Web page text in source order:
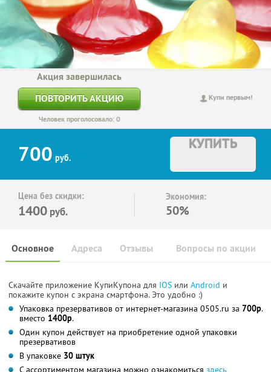
Купи первым!
Акция завершилась
ПОВТОРИТЬ АКЦИЮ
Человек проголосовало: 0
700 руб.
КУПИТЬ
Цена без скидки:
1400 руб.
Экономия:
50%
Основное Отзывы Вопросы по акции
Адреса
Скачайте приложение КупиКупона для IOS или Android и
покажите купон с экрана смартфона. Это удобно :)
Упаковка презервативов от интернет-магазина 0505.ru за 700р.
вместо 1400р.
Один купон действует на приобретение одной упаковки
презервативов
В упаковке 30 штук
С ассортиментом магазина можно ознакомиться здесь